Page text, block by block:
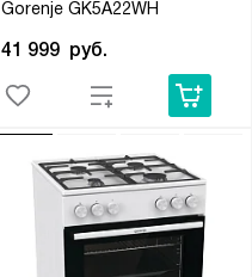
Gorenje GK5A22WH
41 999 руб.